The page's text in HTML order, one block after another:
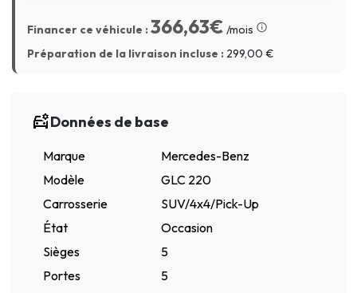
Financer ce véhicule :366,63€ /mois
Préparation de la livraison incluse : 299,00 €
Données de base
Marque
Mercedes-Benz
Modèle
GLC 220
Carrosserie
SUV/4x4/Pick-Up
État
Occasion
Sièges
5
Portes
5